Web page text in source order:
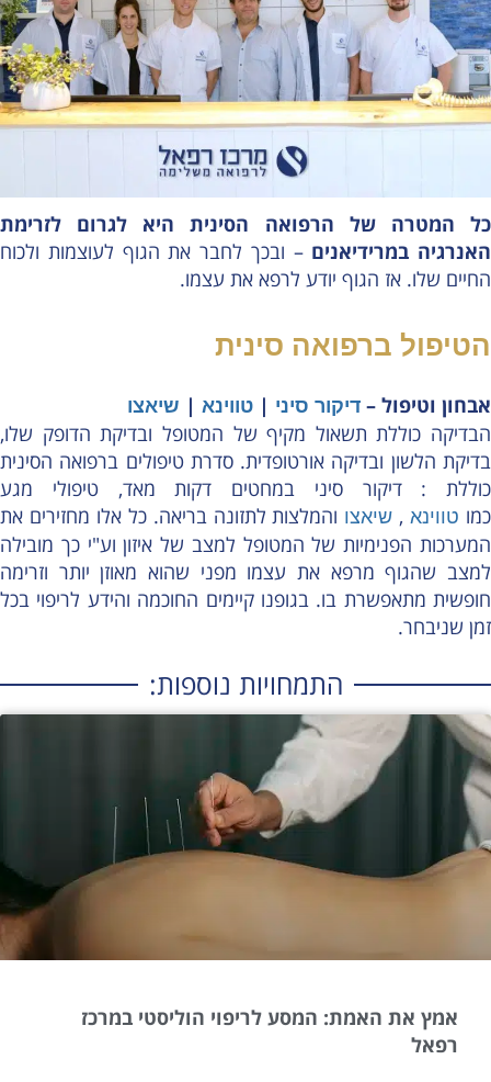
כל המטרה של הרפואה הסינית היא לגרום לזרימת
האנרגיה במרידיאנים – ובכך לחבר את הגוף לעוצמות ולכוח
החיים שלו. אז הגוף יודע לרפא את עצמו.
הטיפול ברפואה סינית
אבחון וטיפול – דיקור סיני | טווינא | שיאצו
הבדיקה כוללת תשאול מקיף של המטופל ובדיקת הדופק שלו,
בדיקת הלשון ובדיקה אורטופדית. סדרת טיפולים ברפואה הסינית
כוללת : דיקור סיני במחטים דקות מאד, טיפולי מגע
כמו טווינא , שיאצו והמלצות לתזונה בריאה. כל אלו מחזירים את
המערכות הפנימיות של המטופל למצב של איזון וע"י כך מובילה
למצב שהגוף מרפא את עצמו מפני שהוא מאוזן יותר וזרימה
חופשית מתאפשרת בו. בגופנו קיימים החוכמה והידע לריפוי בכל
זמן שניבחר.
התמחויות נוספות:
אמץ את האמת: המסע לריפוי הוליסטי במרכז
רפאל